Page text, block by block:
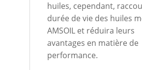
huiles, cependant,
durée de vie des huiles
AMSOIL et réduira leurs
avantages en matière de
performance.